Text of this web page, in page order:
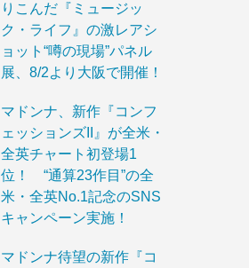
りこんだ『ミュージッ
ク・ライフ』の激レアシ
ョット“噂の現場”パネル
展、8/2より大阪で開催！
マドンナ、新作『コンフ
ェッションズII』が全米・
全英チャート初登場1
位！ “通算23作目”の全
米・全英No.1記念のSNS
キャンペーン実施！
マドンナ待望の新作『コ